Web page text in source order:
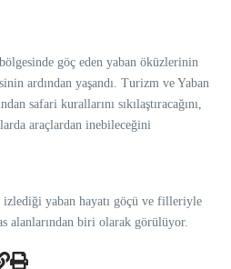
göç eden yaban öküzlerinin
ardından yaşandı. Turizm ve Yaban
safari kurallarını sıkılaştıracağını,
araçlardan inebileceğini
yaban hayatı göçü ve filleriyle
alanlarından biri olarak görülüyor.